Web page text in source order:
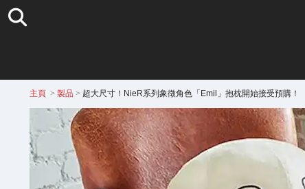
主頁 > 製品 > 超大尺寸！NieR系列象徵角色「Emil」抱枕開始接受預購！